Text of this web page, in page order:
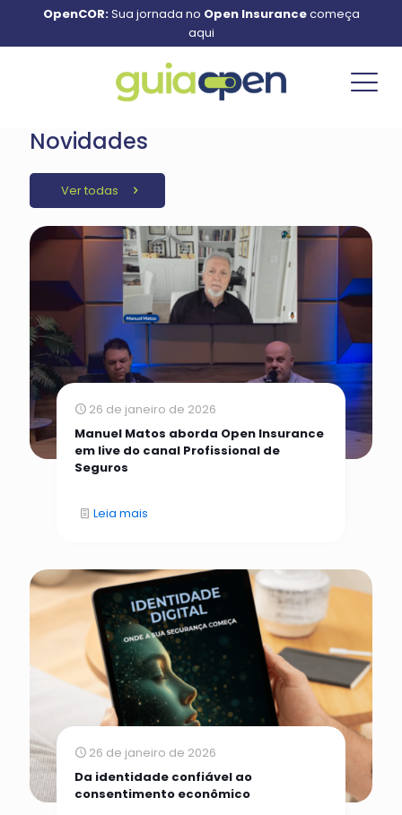
OpenCOR:Sua jornada no Open Insurancecomeça
aqui
Novidades
Ver todas
26 de janeiro de 2026
Manuel Matos aborda Open Insurance
em live do canal Profissional de
Seguros
Leia mais
26 de janeiro de 2026
Da identidade confiável ao
consentimento econômico